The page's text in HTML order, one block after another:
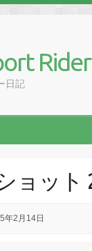
Rider
日記
ョット
年2月14日